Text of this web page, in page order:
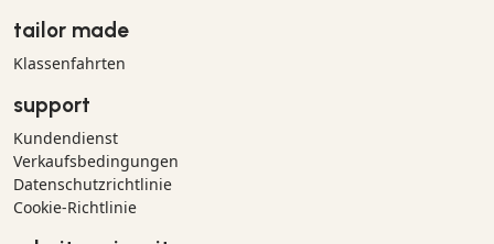
tailor made
Klassenfahrten
support
Kundendienst
Verkaufsbedingungen
Datenschutzrichtlinie
Cookie-Richtlinie